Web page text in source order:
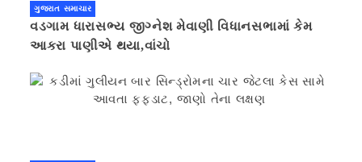
ગુજરાત સમાચાર
વડગામ ધારાસભ્ય જીગ્નેશ મેવાણી વિધાનસભામાં કેમ
આકરા પાણીએ થયા,વાંચો